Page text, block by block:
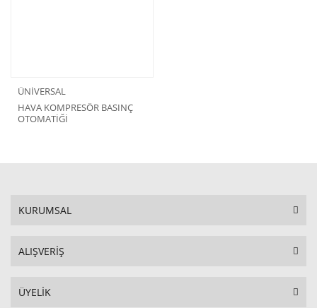
ÜNİVERSAL
HAVA KOMPRESÖR BASINÇ
OTOMATİĞİ
KURUMSAL
ALIŞVERİŞ
ÜYELİK